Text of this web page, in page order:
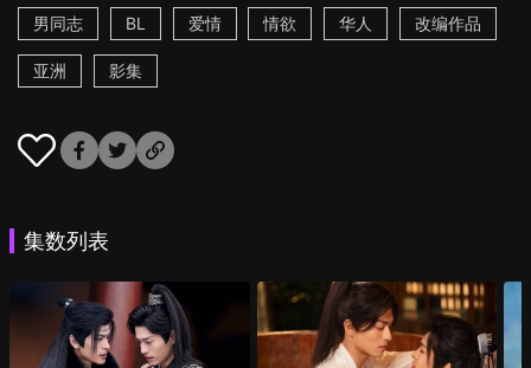
男同志
BL 爱情 情欲 华人 改编作品
亚洲 影集
集数列表